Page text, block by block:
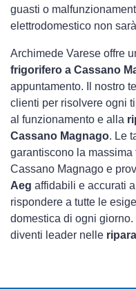
guasti o
elettrodomestico non
Archimede Varese offre
frigorifero a Cassano
appuntamento. Il nostro
clienti per risolvere ogni
al funzionamento e alla
Cassano Magnago. Le
garantiscono la
Cassano Magnago e
Aeg affidabili e accurati
rispondere a tutte le
domestica di ogni
diventi leader nelle